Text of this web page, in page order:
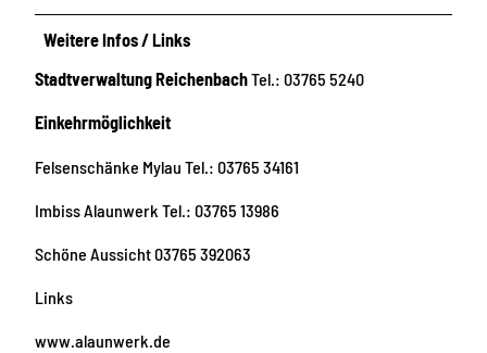
Weitere Infos / Links
Stadtverwaltung ReichenbachTel.: 03765 5240
Einkehrmöglichkeit
Felsenschänke Mylau Tel.: 03765 34161
Imbiss Alaunwerk Tel.: 03765 13986
Schöne Aussicht 03765 392063
Links
www.alaunwerk.de